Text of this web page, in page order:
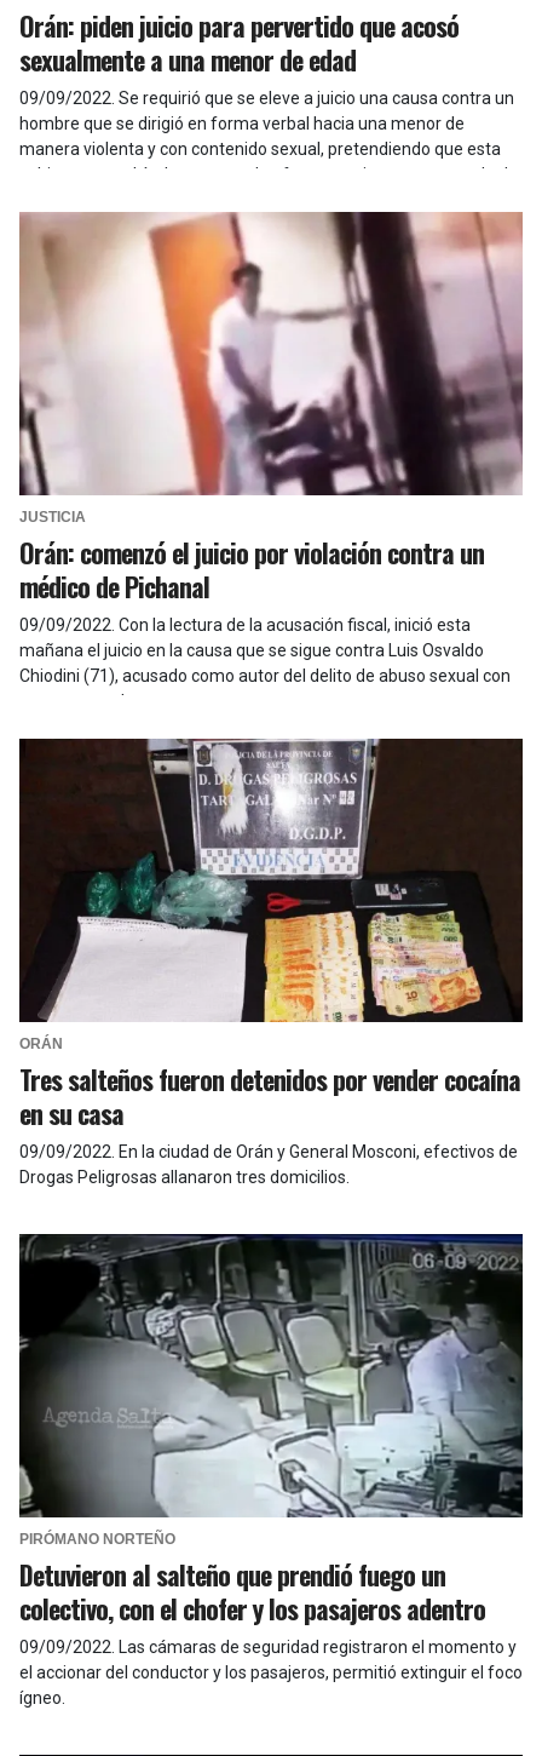
Orán: piden juicio para pervertido que acosó
sexualmente a una menor de edad
09/09/2022 Se requirió que se eleve a juicio una causa contra un
hombre que se dirigió en forma verbal hacia una menor de
manera violenta y con contenido sexual, pretendiendo que esta
subiera a su vehículo, generando efectos nocivos en su estado de
JUSTICIA
Orán: comenzó el juicio por violación contra un
médico de Pichanal
09/09/2022 Con la lectura de la acusación fiscal, inició esta
mañana el juicio en la causa que se sigue contra Luis Osvaldo
Chiodini (71), acusado como autor del delito de abuso sexual con
acceso carnal.
ORÁN
Tres salteños fueron detenidos por vender cocaína
en su casa
09/09/2022 En la ciudad de Orán y General Mosconi, efectivos de
Drogas Peligrosas allanaron tres domicilios.
PIRÓMANO NORTEÑO
Detuvieron al salteño que prendió fuego un
colectivo, con el chofer y los pasajeros adentro
09/09/2022 Las cámaras de seguridad registraron el momento y
el accionar del conductor y los pasajeros, permitió extinguir el foco
ígneo.